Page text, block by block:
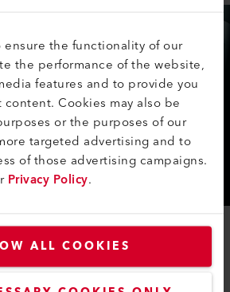
the functionality of our
the performance of the website,
features and to provide you
Cookies may also be
or the purposes of our
targeted advertising and to
of those advertising campaigns.
Privacy Policy.
ALL COOKIES
Klimaanlagen in Fahrzeugen aber
Obwohl Kohlendioxid als
ist, ist die Technik für